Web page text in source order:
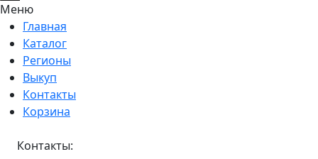
Меню
Главная
Каталог
Регионы
Выкуп
Контакты
Корзина
Контакты: